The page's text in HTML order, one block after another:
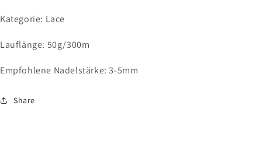
Kategorie: Lace
Lauflänge: 50g/300m
Empfohlene Nadelstärke: 3-5mm
Share